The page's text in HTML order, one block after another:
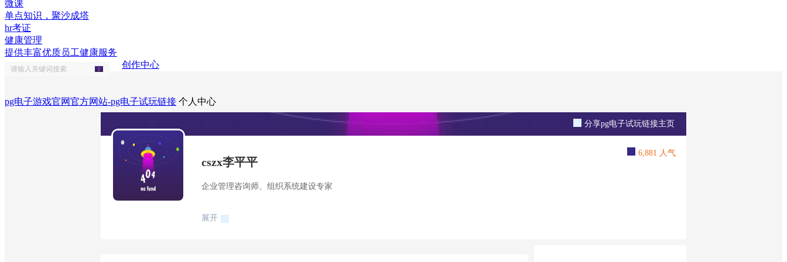
微课
单点知识，聚沙成塔
hr考证
健康管理
提供丰富优质员工健康服务
创作中心
pg电子游戏官网官方网站-pg电子试玩链接 个人中心
分享pg电子试玩链接主页
cszx李平平
企业管理咨询师、组织系统建设专家
展开
6,881 人气